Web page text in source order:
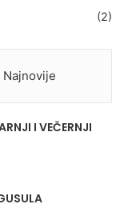
(2)
Najnovije
I VEČERNJI